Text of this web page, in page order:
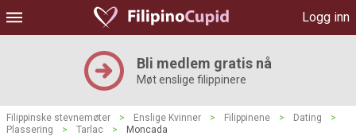
Logg inn
Bli medlem gratis nå
Møt enslige filippinere
Filippinske stevnemøter > Enslige Kvinner > Filippinene > Dating
>
Plassering
> Tarlac > Moncada